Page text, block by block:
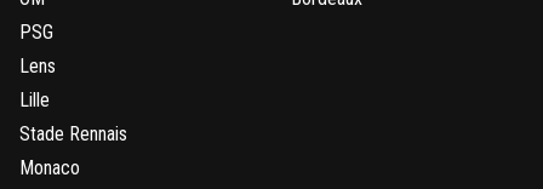
PSG
Lens
Lille
Stade Rennais
Monaco